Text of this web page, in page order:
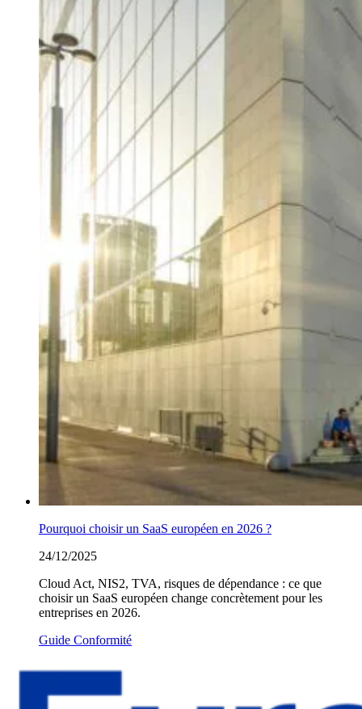
Pourquoi choisir un SaaS européen en 2026 ?
24/12/2025
Cloud Act, NIS2, TVA, risques de dépendance : ce que
choisir un SaaS européen change concrètement pour les
entreprises en 2026.
Guide Conformité